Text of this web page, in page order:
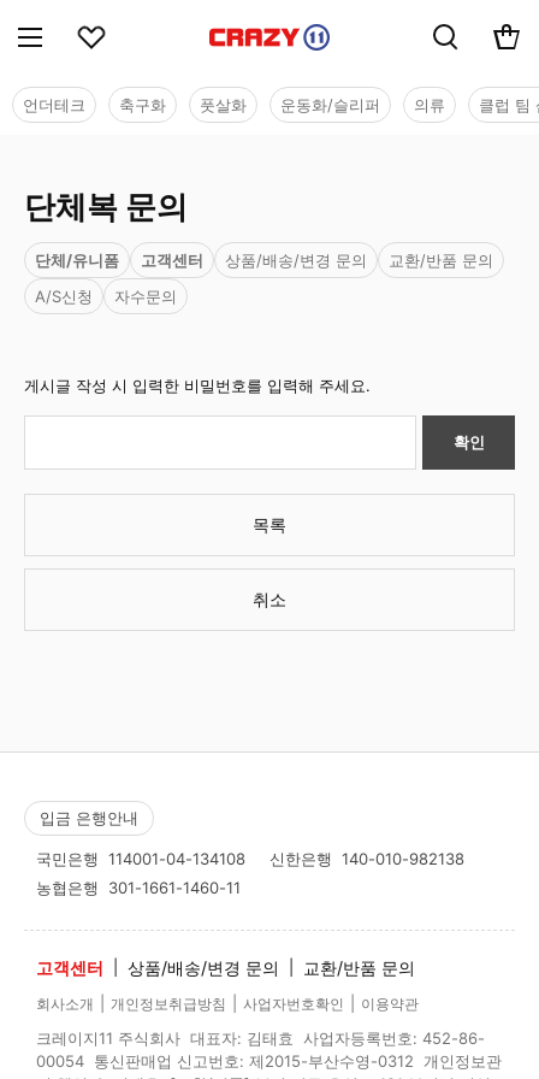
언더테크 축구화 풋살화 운동화/슬리퍼 의류 클럽 팀
단체복 문의
단체/유니폼 고객센터 상품/배송/변경 문의
교환/반품 문의
A/S신청
자수문의
게시글 작성 시 입력한 비밀번호를 입력해 주세요.
확인
목록
취소
입금 은행안내
국민은행 114001-04-134108 신한은행 140-010-982138
농협은행 301-1661-1460-11
고객센터 상품/배송/변경 문의 교환/반품 문의
회사소개 개인정보취급방침 사업자번호확인 이용약관
크레이지11 주식회사 대표자: 김태효 사업자등록번호: 452-86-
00054 통신판매업 신고번호: 제2015-부산수영-0312 개인정보관